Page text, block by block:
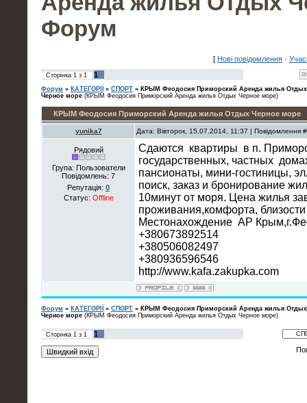
Форум
[ Нові повідомлення ·
Сторінка 1 з 1 1
Форум » КАТЕГОРІЇ » СПОРТ » КРЫМ Феодосия Приморский Аренда жилья Отдых
Черное море (КРЫМ Феодосия Приморский Аренда жилья Отдых Черное море)
КРЫМ Феодосия Приморский Аренда жилья Отдых Черное море
yunika7 Дата: Вівторок, 15.07.2014, 11:37 | Повідомлення
Рядовий
Група: Пользователи
Повідомлень: 7
Репутація: 0
Статус: Offline
Сдаются квартиры в п.
государственных, частных
пансионаты, мини-гостиницы,
поиск, заказ и бронирование
10минут от моря. Цена жилья
проживания,комфорта,
Местонахождение АР
+380673892514
+380506082497
+380936596546
http://www.kafa.zakupka.com
Форум » КАТЕГОРІЇ » СПОРТ » КРЫМ Феодосия Приморский Аренда жилья Отдых
Черное море (КРЫМ Феодосия Приморский Аренда жилья Отдых Черное море)
Сторінка 1 з 1
1